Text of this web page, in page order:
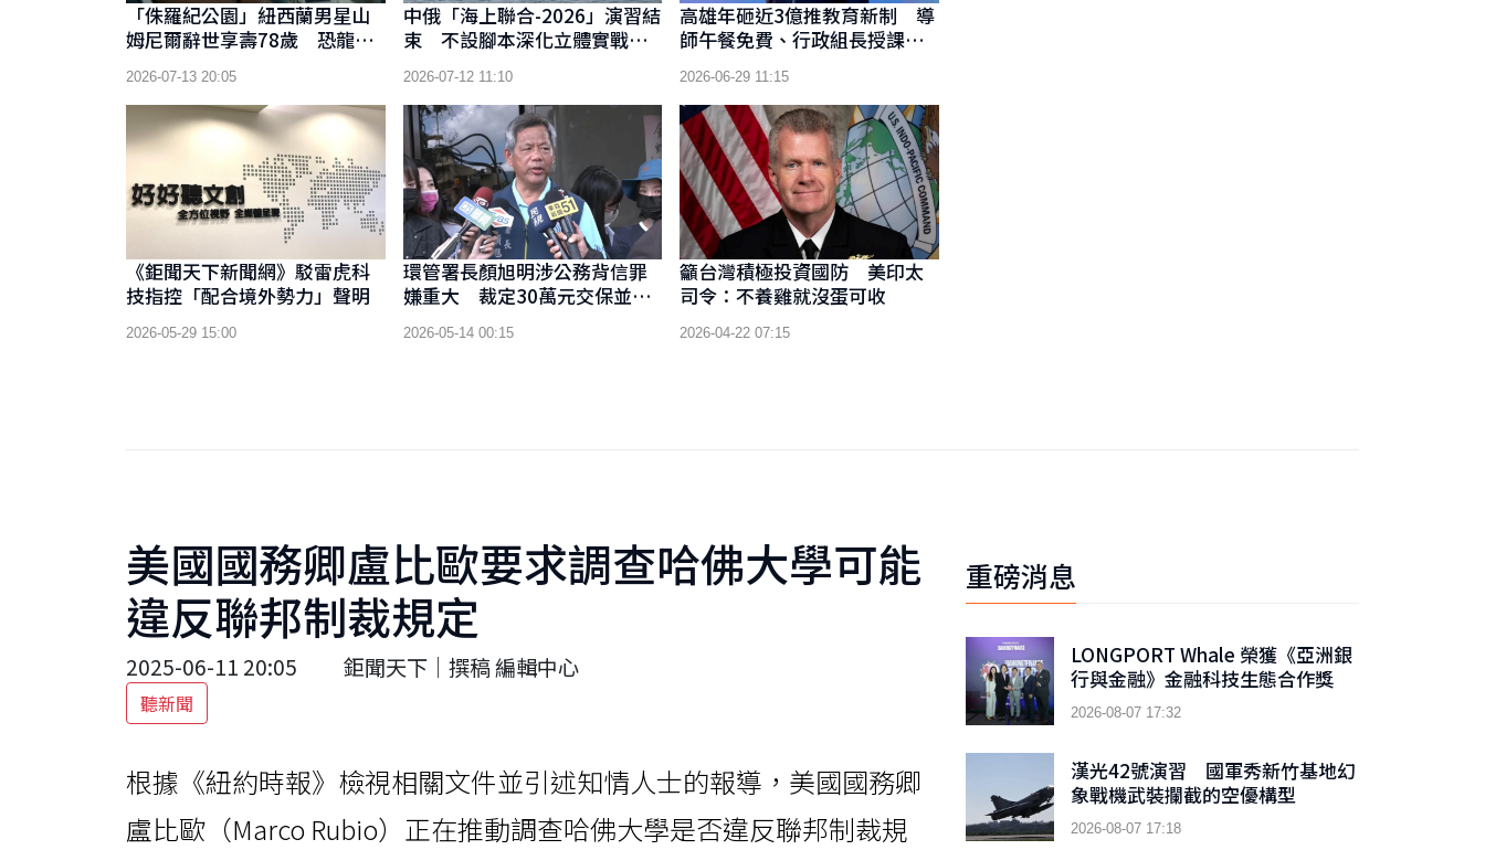
「侏羅紀公園」紐西蘭男星山
姆尼爾辭世享壽78歲 恐龍博
士經典角色永留影迷心中
2026-07-13 20:05
中俄「海上聯合-2026」演習結
束 不設腳本深化立體實戰協
同能力
2026-07-12 11:10
高雄年砸近3億推教育新制 導
師午餐免費、行政組長授課節
數調降 導師午餐免費、行政
組長授課節數調降
2026-06-29 11:15
《鉅聞天下新聞網》駁雷虎科
技指控「配合境外勢力」聲明
2026-05-29 15:00
環管署長顏旭明涉公務背信罪
嫌重大 裁定30萬元交保並限
制出境
2026-05-14 00:15
籲台灣積極投資國防 美印太
司令：不養雞就沒蛋可收
2026-04-22 07:15
美國國務卿盧比歐要求調查哈佛大學可能
違反聯邦制裁規定
2025-06-11 20:05 鉅聞天下｜撰稿 編輯中心
聽新聞
根據《紐約時報》檢視相關文件並引述知情人士的報導，美國國務卿
盧比歐（Marco Rubio）正在推動調查哈佛大學是否違反聯邦制裁規
重磅消息
LONGPORT Whale 榮獲《亞洲銀
行與金融》金融科技生態合作獎
2026-08-07 17:32
漢光42號演習 國軍秀新竹基地幻
象戰機武裝攔截的空優構型
2026-08-07 17:18